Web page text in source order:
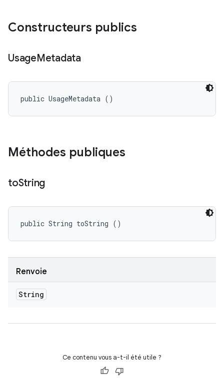
Constructeurs publics
UsageMetadata
public UsageMetadata ()
Méthodes publiques
toString
public String toString ()
Renvoie
String
Ce contenu vous a-t-il été utile ?